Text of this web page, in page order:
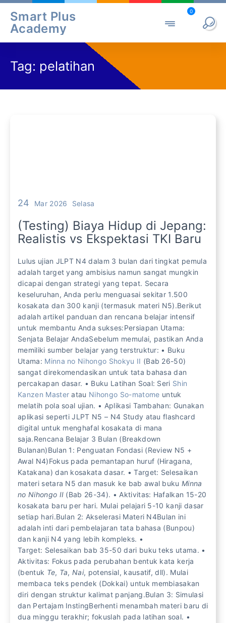
Smart Plus
Academy
0
Tag: pelatihan
24 Mar 2026 Selasa
(Testing) Biaya Hidup di Jepang:
Realistis vs Ekspektasi TKI Baru
Lulus ujian JLPT N4 dalam 3 bulan dari tingkat pemula
adalah target yang ambisius namun sangat mungkin
dicapai dengan strategi yang tepat. Secara
keseluruhan, Anda perlu menguasai sekitar 1.500
kosakata dan 300 kanji (termasuk materi N5).Berikut
adalah artikel panduan dan rencana belajar intensif
untuk membantu Anda sukses:Persiapan Utama:
Senjata Belajar AndaSebelum memulai, pastikan Anda
memiliki sumber belajar yang terstruktur: • Buku
Utama: Minna no Nihongo Shokyu II (Bab 26-50)
sangat direkomendasikan untuk tata bahasa dan
percakapan dasar. • Buku Latihan Soal: Seri Shin
Kanzen Master atau Nihongo So-matome untuk
melatih pola soal ujian. • Aplikasi Tambahan: Gunakan
aplikasi seperti JLPT N5 – N4 Study atau flashcard
digital untuk menghafal kosakata di mana
saja.Rencana Belajar 3 Bulan (Breakdown
Bulanan)Bulan 1: Penguatan Fondasi (Review N5 +
Awal N4)Fokus pada pemantapan huruf (Hiragana,
Katakana) dan kosakata dasar. • Target: Selesaikan
materi setara N5 dan masuk ke bab awal bukuMinna
no Nihongo II (Bab 26-34). • Aktivitas: Hafalkan 15-20
kosakata baru per hari. Mulai pelajari 5-10 kanji dasar
setiap hari.Bulan 2: Akselerasi Materi N4Bulan ini
adalah inti dari pembelajaran tata bahasa (Bunpou)
dan kanji N4 yang lebih kompleks. •
Target: Selesaikan bab 35-50 dari buku teks utama. •
Aktivitas: Fokus pada perubahan bentuk kata kerja
(bentuk Te, Ta,Nai, potensial, kausatif, dll). Mulai
membaca teks pendek (Dokkai) untuk membiasakan
diri dengan struktur kalimat panjang.Bulan 3: Simulasi
dan Pertajam InstingBerhenti menambah materi baru di
dua minggu terakhir; fokuslah pada latihan soal. •